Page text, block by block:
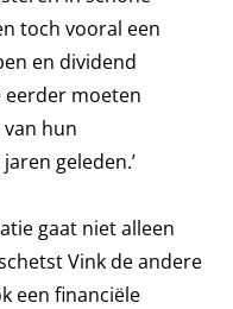
toch vooral een
en dividend
eerder moeten
hun
geleden.’
gaat niet alleen
Vink de andere
een financiële